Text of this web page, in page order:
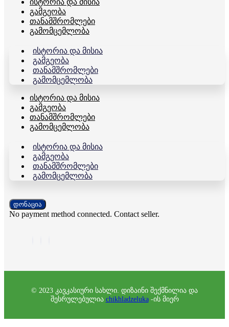
Ისტორია Და Მისია
Გამგეობა
Თანამშრომლები
Გამომცემლობა
Ისტორია Და Მისია
Გამგეობა
Თანამშრომლები
Გამომცემლობა
Ისტორია Და Მისია
Გამგეობა
Თანამშრომლები
Გამომცემლობა
Ისტორია Და Მისია
Გამგეობა
Თანამშრომლები
Გამომცემლობა
დონაცია
No payment method connected. Contact seller.
© 2023 კავკასიური სახლი. დიზაინი შექმნილია და
შესრულებულია chikhladzeluka-ის მიერ